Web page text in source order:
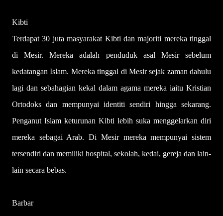
Kibti
Terdapat 30 juta masyarakat Kibti dan majoriti mereka tinggal
di Mesir. Mereka adalah penduduk asal Mesir sebelum
kedatangan Islam. Mereka tinggal di Mesir sejak zaman dahulu
lagi dan sebahagian kekal dalam agama mereka iaitu Kristian
Ortodoks dan mempunyai identiti sendiri hingga sekarang.
Penganut Islam keturunan Kibti lebih suka menggelarkan diri
mereka sebagai Arab. Di Mesir mereka mempunyai sistem
tersendiri dan memiliki hospital, sekolah, kedai, gereja dan lain-
lain secara bebas.
Barbar